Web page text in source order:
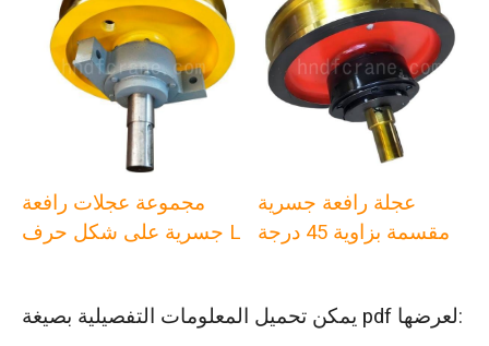
مجموعة عجلات رافعة
جسرية على شكل حرف L
عجلة رافعة جسرية
مقسمة بزاوية 45 درجة
يمكن تحميل المعلومات التفصيلية بصيغة pdf لعرضها: